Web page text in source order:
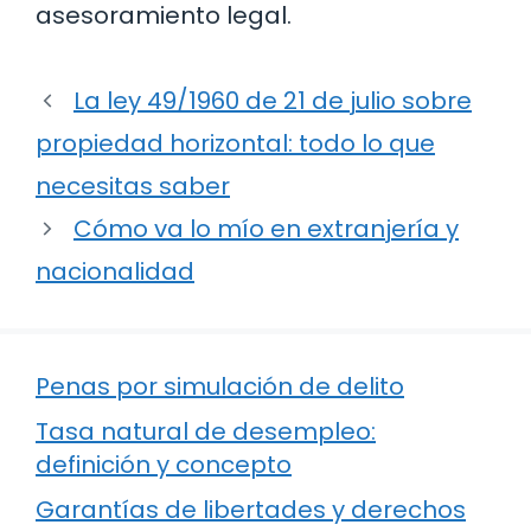
asesoramiento legal.
La ley 49/1960 de 21 de julio sobre
propiedad horizontal: todo lo que
necesitas saber
Cómo va lo mío en extranjería y
nacionalidad
Penas por simulación de delito
Tasa natural de desempleo:
definición y concepto
Garantías de libertades y derechos